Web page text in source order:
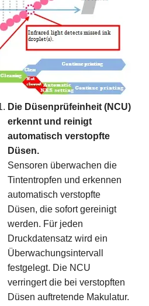
Die Düsenprüfeinheit (NCU)
erkennt und reinigt
automatisch verstopfte
Düsen.
Sensoren überwachen die
Tintentropfen und erkennen
automatisch verstopfte
Düsen, die sofort gereinigt
werden. Für jeden
Druckdatensatz wird ein
Überwachungsintervall
festgelegt. Die NCU
verringert die bei verstopften
Düsen auftretende Makulatur.